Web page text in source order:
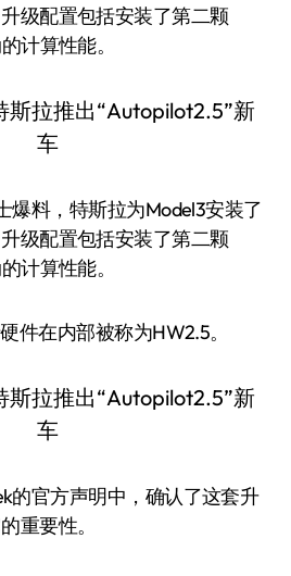
级配置包括安装了第二颗
计算性能。
爆料，特斯拉为Model3安装了
级配置包括安装了第二颗
计算性能。
件在内部被称为HW2.5。
的官方声明中，确认了这套升
重要性。